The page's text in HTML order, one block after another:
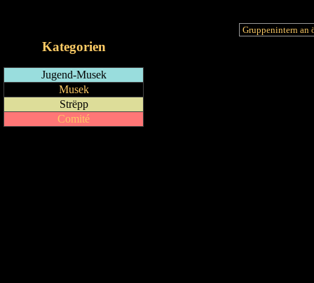
Kategorien
Jugend-Musek
Musek
Strëpp
Comité